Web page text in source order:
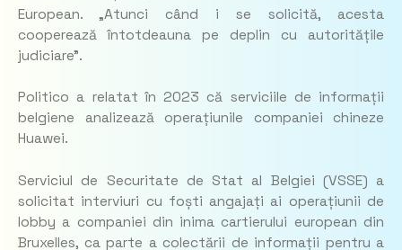
European. „Atunci când i se solicită, acesta
cooperează întotdeauna pe deplin cu autoritățile
judiciare”.
Politico a relatat în 2023 că serviciile de informații
belgiene analizează operațiunile companiei chineze
Huawei.
Serviciul de Securitate de Stat al Belgiei (VSSE) a
solicitat interviuri cu foști angajați ai operațiunii de
lobby a companiei din inima cartierului european din
Bruxelles, ca parte a colectării de informații pentru a